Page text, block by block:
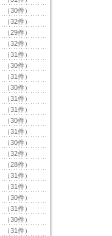
（30件）
（32件）
（29件）
（32件）
（31件）
（30件）
（31件）
（30件）
（31件）
（31件）
（30件）
（31件）
（30件）
（32件）
（28件）
（31件）
（31件）
（30件）
（31件）
（30件）
（31件）